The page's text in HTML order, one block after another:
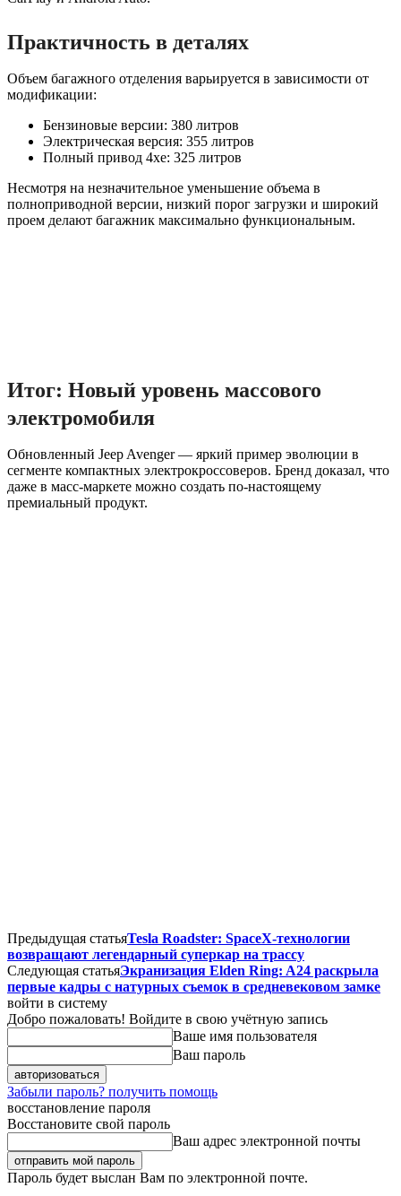
Практичность в деталях
Объем багажного отделения варьируется в зависимости от
модификации:
Бензиновые версии: 380 литров
Электрическая версия: 355 литров
Полный привод 4xe: 325 литров
Несмотря на незначительное уменьшение объема в
полноприводной версии, низкий порог загрузки и широкий
проем делают багажник максимально функциональным.
Итог: Новый уровень массового
электромобиля
Обновленный Jeep Avenger — яркий пример эволюции в
сегменте компактных электрокроссоверов. Бренд доказал, что
даже в масс-маркете можно создать по-настоящему
премиальный продукт.
Предыдущая статьяTesla Roadster: SpaceX-технологии
возвращают легендарный суперкар на трассу
Следующая статьяЭкранизация Elden Ring: A24 раскрыла
первые кадры с натурных съемок в средневековом замке
войти в систему
Добро пожаловать! Войдите в свою учётную запись
Ваше имя пользователя
Ваш пароль
Забыли пароль? получить помощь
восстановление пароля
Восстановите свой пароль
Ваш адрес электронной почты
Пароль будет выслан Вам по электронной почте.